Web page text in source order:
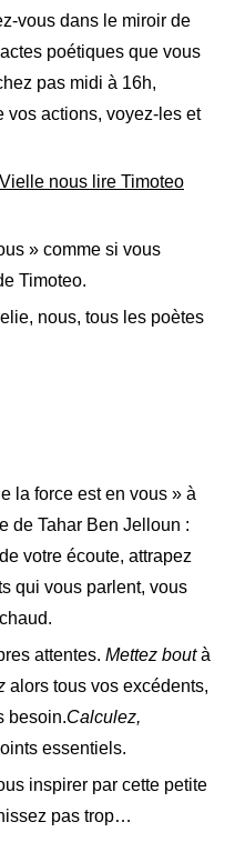
vous dans le miroir de
poétiques que vous
pas midi à 16h,
vos actions, voyez-les et
nous lire Timoteo
» comme si vous
Timoteo.
nous, tous les poètes
la force est en vous » à
de Tahar Ben Jelloun :
votre écoute, attrapez
qui vous parlent, vous
attentes. Mettez boutà
alors tous vos excédents,
besoin.Calculez,
essentiels.
inspirer par cette petite
pas trop…